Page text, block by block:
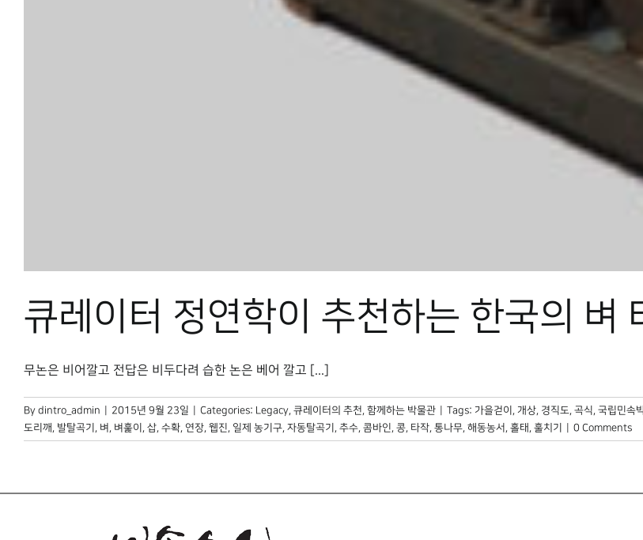
큐레이터 정연학이 추천하는 한국의 벼
무논은 비어깔고 전답은 비두다려 습한 논은 베어 깔고 [...]
By dintro_admin 2015년 9월 23일 Categories: Legacy, 큐레이터의 추천, 함께하는 박물관 Tags: 가을걷이 , 개상, 경직도, 곡식, 국립민속
도리깨 , 발탈곡기 , 벼 , 벼훑이 , 삽, 수확, 연장, 웹진, 일제 농기구, 자동탈곡기 , 추수, 콤바인, 콩, 타작, 통나무, 해동농서 , 홀태 , 훌치기 0 Comments